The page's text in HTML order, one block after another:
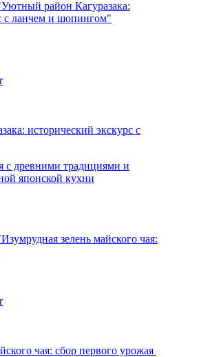
исторический экскурс с
с древними традициями и
японской кухни
чая: сбор первого урожая